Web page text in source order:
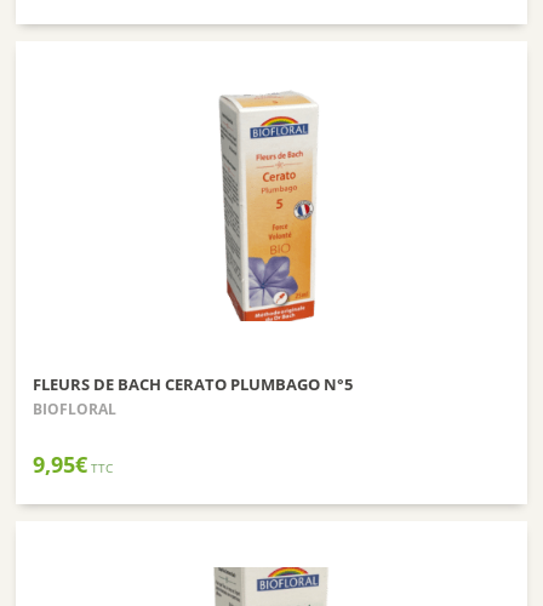
FLEURS DE BACH CERATO PLUMBAGO N°5
BIOFLORAL
9,95€ TTC